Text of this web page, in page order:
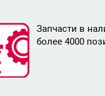
Запчасти в
более 4000